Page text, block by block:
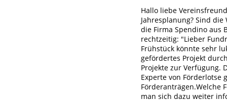
Hallo liebe
Jahresplanung? Sind
die Firma Spendino aus
rechtzeitig: "Lieber
Frühstück könnte sehr
gefördertes Projekt
Projekte zur Verfügung.
Experte von
Förderanträgen.Welche
man sich dazu weiter